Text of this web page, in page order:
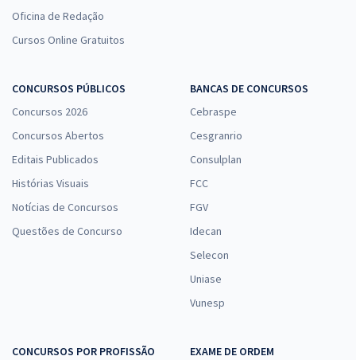
Oficina de Redação
Cursos Online Gratuitos
CONCURSOS PÚBLICOS
Concursos 2026
Concursos Abertos
Editais Publicados
Histórias Visuais
Notícias de Concursos
Questões de Concurso
BANCAS DE CONCURSOS
Cebraspe
Cesgranrio
Consulplan
FCC
FGV
Idecan
Selecon
Uniase
Vunesp
CONCURSOS POR PROFISSÃO
EXAME DE ORDEM